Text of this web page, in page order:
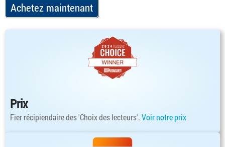
Achetez maintenant
Prix
Fier récipiendaire des 'Choix des lecteurs'.Voir notre prix